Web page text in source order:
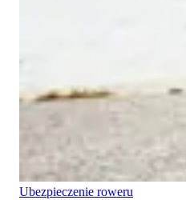
Ubezpieczenie roweru